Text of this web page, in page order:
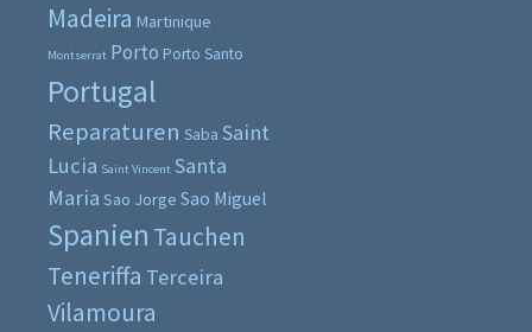
Madeira Martinique
Montserrat Porto Porto Santo
Portugal
Reparaturen Saba Saint
Lucia Saint Vincent Santa
Maria Sao Jorge Sao Miguel
Spanien Tauchen
Teneriffa Terceira
Vilamoura